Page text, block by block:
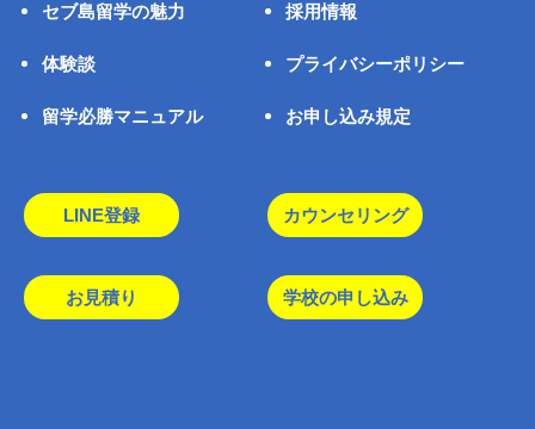
セブ島留学の魅力
体験談
留学必勝マニュアル
採用情報
プライバシーポリシー
お申し込み規定
LINE登録 カウンセリング
お見積り 学校の申し込み